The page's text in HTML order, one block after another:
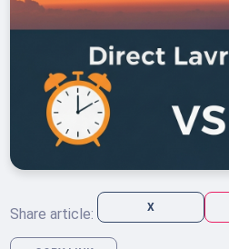
Share article: X